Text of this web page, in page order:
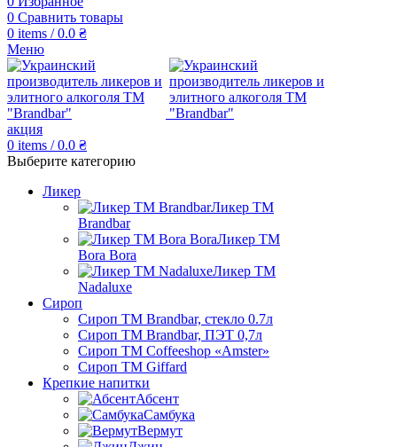
0 Сравнить товары
0 items / 0.0 ₴
Меню
акция
0 items / 0.0 ₴
Выберите категорию
Ликер
Ликер ТМ
Brandbar
Ликер ТМ
Bora Bora
Ликер ТМ
Nadaluxe
Сироп
Сироп TM Brandbar, стекло 0.7л
Сироп TM Brandbar, ПЭТ 0,7л
Сироп TM Coffeeshop «Amster»
Сироп TM Giffard
Крепкие напитки
Абсент
Самбука
Вермут